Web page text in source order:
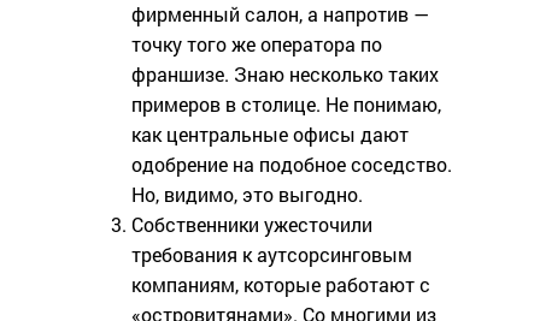
фирменный салон, а напротив —
точку того же оператора по
франшизе. Знаю несколько таких
примеров в столице. Не понимаю,
как центральные офисы дают
одобрение на подобное соседство.
Но, видимо, это выгодно.
Собственники ужесточили
требования к аутсорсинговым
компаниям, которые работают с
«островитянами». Со многими из